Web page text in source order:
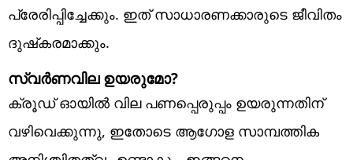
പ്രേരിപ്പിച്ചേക്കും. ഇത് സാധാരണക്കാരുടെ ജീവിതം
ദുഷ്‌കരമാക്കും.
സ്വര്‍ണവില ഉയരുമോ?
ക്രൂഡ് ഓയില്‍ വില പണപ്പെരുപ്പം ഉയരുന്നതിന്
വഴിവെക്കുന്നു, ഇതോടെ ആഗോള സാമ്പത്തിക